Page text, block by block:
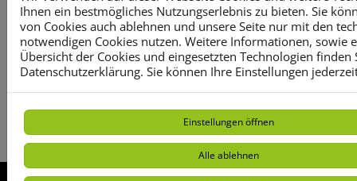
klaren Linien. Einfach
einladend. Grifflos, ruhig und
funktional.
Ihnen ein bestmögliches Nutzungserlebnis zu bieten. Sie
von Cookies auch ablehnen und unsere Seite nur mit den
notwendigen Cookies nutzen. Weitere Informationen, sowie
Übersicht der Cookies und eingesetzten Technologien finden
Datenschutzerklärung. Sie können Ihre Einstellungen
Einstellungen öffnen
Alle ablehnen